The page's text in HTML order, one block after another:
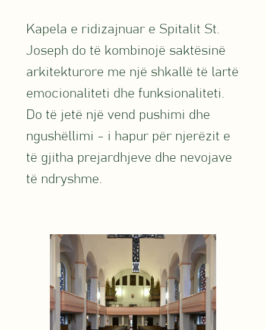
Kapela e ridizajnuar e Spitalit St.
Joseph do të kombinojë saktësinë
arkitekturore me një shkallë të lartë
emocionaliteti dhe funksionaliteti.
Do të jetë një vend pushimi dhe
ngushëllimi - i hapur për njerëzit e
të gjitha prejardhjeve dhe nevojave
të ndryshme.